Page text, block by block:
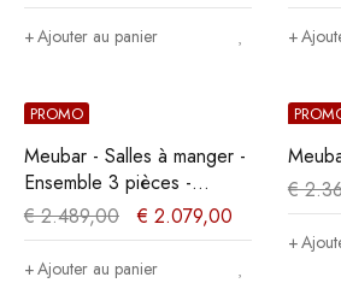
Ajouter au panier
PROMO
Meubar - Salles à manger -
Ensemble 3 pièces -
Chêne/Noir
€2.489,00 € 2.079,00
Ajouter au panier
€